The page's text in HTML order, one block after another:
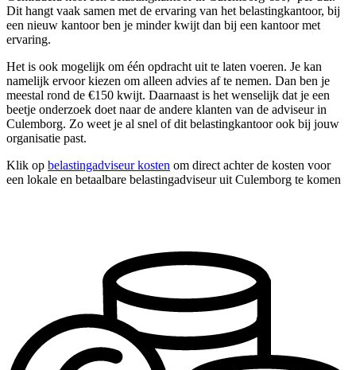
Dit hangt vaak samen met de ervaring van het belastingkantoor, bij
een nieuw kantoor ben je minder kwijt dan bij een kantoor met
ervaring.
Het is ook mogelijk om één opdracht uit te laten voeren. Je kan
namelijk ervoor kiezen om alleen advies af te nemen. Dan ben je
meestal rond de €150 kwijt. Daarnaast is het wenselijk dat je een
beetje onderzoek doet naar de andere klanten van de adviseur in
Culemborg. Zo weet je al snel of dit belastingkantoor ook bij jouw
organisatie past.
Klik op belastingadviseur kosten om direct achter de kosten voor
een lokale en betaalbare belastingadviseur uit Culemborg te komen